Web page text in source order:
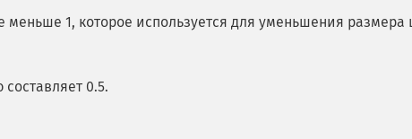
1, которое используется для уменьшения размера
0.5.